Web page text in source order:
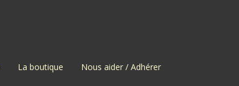
La boutique Nous aider / Adhérer